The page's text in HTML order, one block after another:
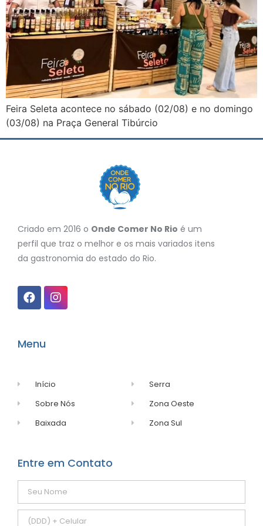
Feira Seleta acontece no sábado (02/08) e no domingo
(03/08) na Praça General Tibúrcio
Criado em 2016 o Onde Comer No Rio é um
perfil que traz o melhor e os mais variados itens
da gastronomia do estado do Rio.
Menu
Início
Sobre Nós
Baixada
Serra
Zona Oeste
Zona Sul
Entre em Contato